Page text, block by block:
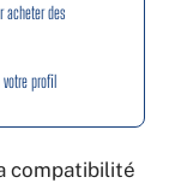
acheter des
profil
compatibilité